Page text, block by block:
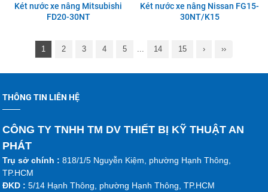
Két nước xe nâng Mitsubishi
FD20-30NT
Két nước xe nâng Nissan FG15-
30NT/K15
1 2 3 4 5 14 15 › ››
THÔNG TIN LIÊN HỆ
CÔNG TY TNHH TM DV THIẾT BỊ KỸ THUẬT AN
PHÁT
Trụ sở chính : 818/1/5 Nguyễn Kiệm, phường Hạnh Thông,
TP.HCM
ĐKD :5/14 Hạnh Thông, phường Hạnh Thông, TP.HCM